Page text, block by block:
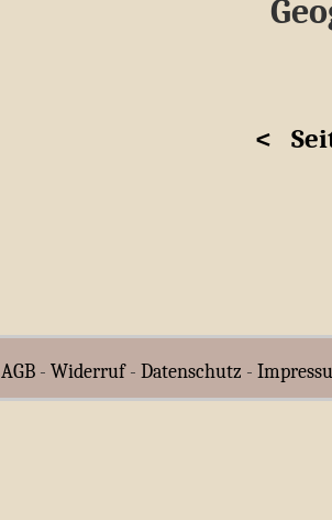
<
AGB - Widerruf- Datenschutz -